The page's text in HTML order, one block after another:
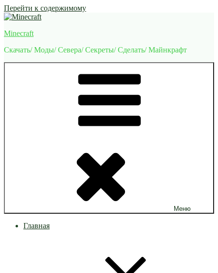
Перейти к содержимому
Minecraft
Скачать/ Моды/ Севера/ Секреты/ Сделать/ Майнкрафт
Меню
Главная